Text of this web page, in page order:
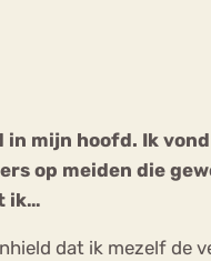
mijn hoofd. Ik
op meiden die
ik…
dat ik mezelf de
Anorexia Nervosa